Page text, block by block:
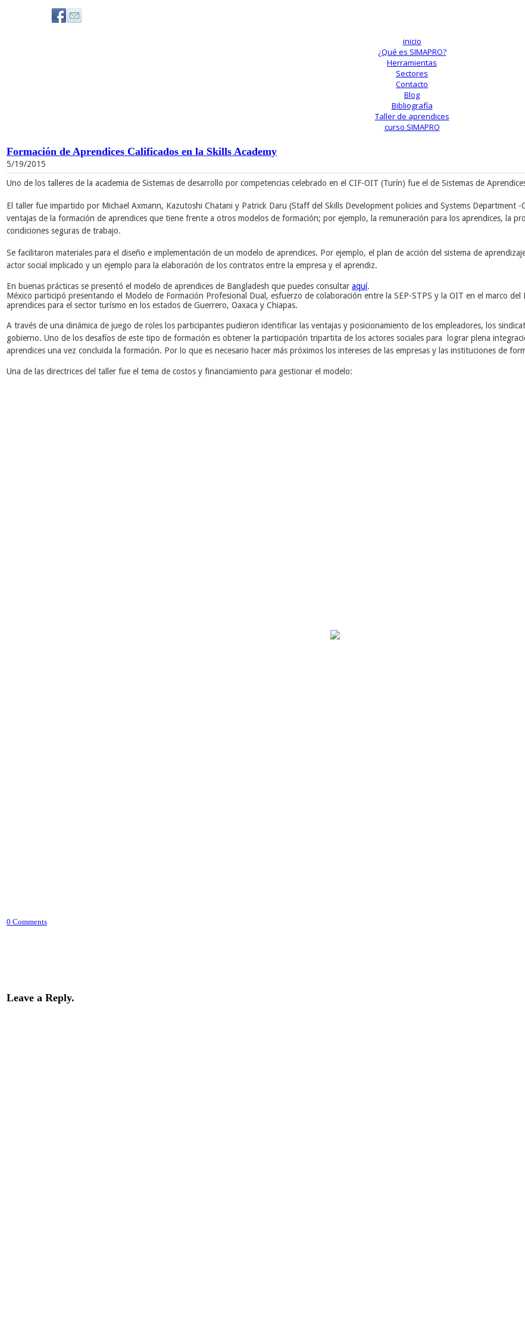
inicio
¿Qué es SIMAPRO?
Herramientas
Sectores
Contacto
Blog
Bibliografía
Taller de aprendices
curso SIMAPRO
Formación de Aprendices Calificados en la Skills Academy
5/19/2015
Uno de los talleres de la academia de Sistemas de desarrollo por competencias celebrado en el CIF-OIT (Turín) fue el de Sistemas de
El taller fue impartido por Michael Axmann, Kazutoshi Chatani y Patrick Daru (Staff del Skills Development policies and Systems Department -
ventajas de la formación de aprendices que tiene frente a otros modelos de formación; por ejemplo, la remuneración para los aprendices, la
condiciones seguras de trabajo.
Se facilitaron materiales para el diseño e implementación de un modelo de aprendices. Por ejemplo, el plan de acción del sistema de
actor social implicado y un ejemplo para la elaboración de los contratos entre la empresa y el aprendiz.
En buenas prácticas se presentó el modelo de aprendices de Bangladesh que puedes consultar aquí.
México participó presentando el Modelo de Formación Profesional Dual, esfuerzo de colaboración entre la SEP-STPS y la OIT en el marco
aprendices para el sector turísmo en los estados de Guerrero, Oaxaca y Chiapas.
A través de una dinámica de juego de roles los participantes pudieron identificar las ventajas y posicionamiento de los empleadores, los
gobierno. Uno de los desafíos de este tipo de formación es obtener la participación tripartita de los actores sociales para
lograr plena
aprendices una vez concluida la formación. Por lo que es necesario hacer más próximos los intereses de las empresas y las instituciones de
Una de las directrices del taller fue el tema de costos y financiamiento para gestionar el modelo:
0 Comments
Leave a Reply.